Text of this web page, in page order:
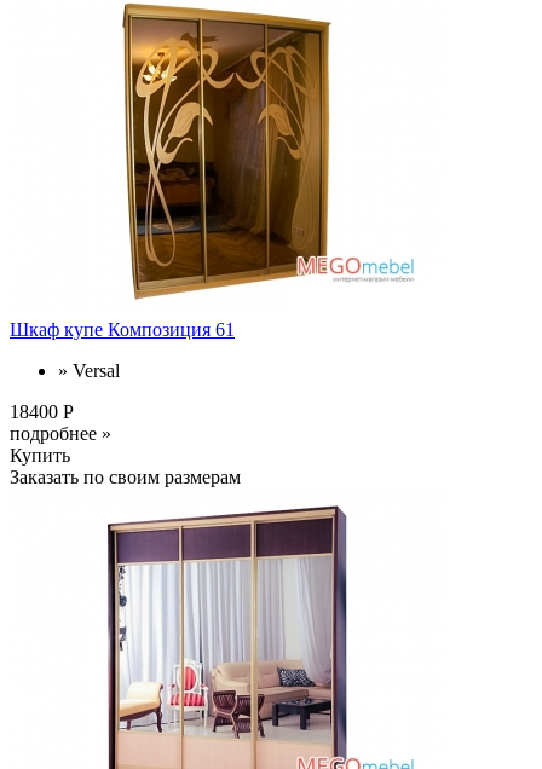
Шкаф купе Композиция 61
» Versal
18400 Р
подробнее »
Купить
Заказать по своим размерам